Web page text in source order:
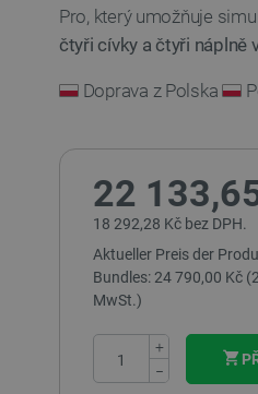
Pro, který umožňuje
čtyři cívky a čtyři náplně
Doprava z Polska
22
18 292,28 Kč bez DPH.
Aktueller Preis der
Bundles: 24 790,00 Kč
MwSt.)
+
−